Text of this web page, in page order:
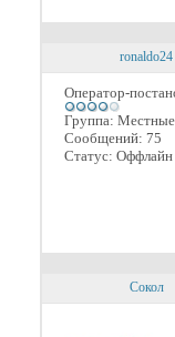
ronaldo24
Оператор-
Группа: Местные
Сообщений: 75
Статус: Оффлайн
Сокол